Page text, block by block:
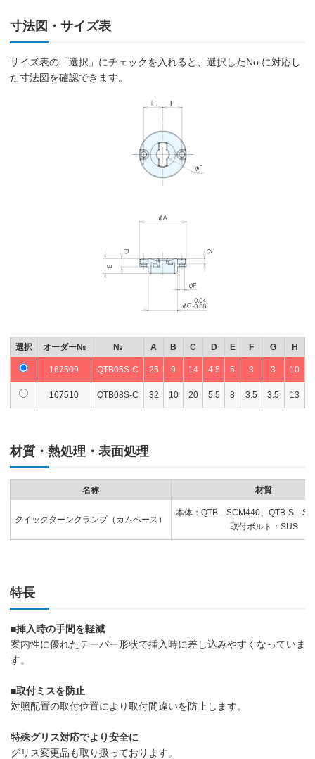
寸法図・サイズ表
サイズ表の「選択」にチェックを入れると、選択したNo.に対応し
た寸法図を確認できます。
選択 オーダー№ № A B C D E F G H
167509 QTB05S-C 25 9 14 4.5 5 3 3 10
167510 QTB08S-C 32 10 20 5.5 8 3.5 3.5 13
材質・熱処理・表面処理
名称 材質
クイックターンクランプ（カムベース）
本体：QTB…SCM440、QTB-
取付ボルト：SUS
特長
■挿入時の手間を軽減
案内性に優れたテーパー形状で挿入時に差し込みやすくなっていま
す。
■取付ミスを防止
対照配置の取付位置により取付間違いを防止します。
特殊グリス対応でより安全に
グリス変更品も取り扱っております。